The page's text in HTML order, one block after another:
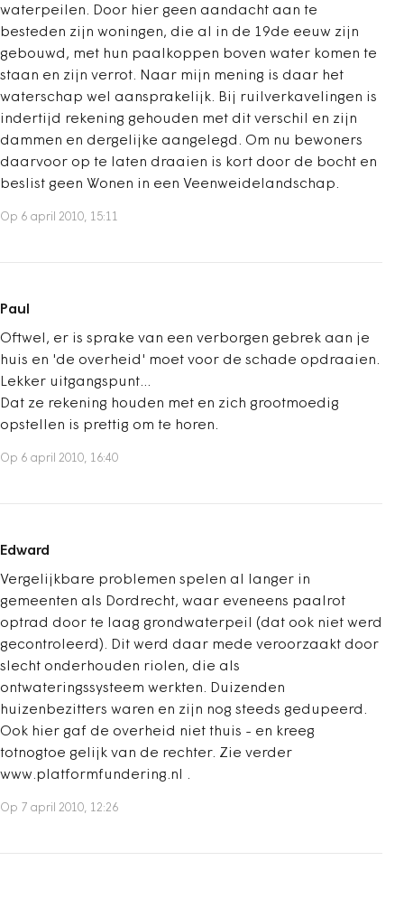
waterpeilen. Door hier geen aandacht aan te
besteden zijn woningen, die al in de 19de eeuw zijn
gebouwd, met hun paalkoppen boven water komen te
staan en zijn verrot. Naar mijn mening is daar het
waterschap wel aansprakelijk. Bij ruilverkavelingen is
indertijd rekening gehouden met dit verschil en zijn
dammen en dergelijke aangelegd. Om nu bewoners
daarvoor op te laten draaien is kort door de bocht en
beslist geen Wonen in een Veenweidelandschap.
Op 6 april 2010, 15:11
Paul
Oftwel, er is sprake van een verborgen gebrek aan je
huis en 'de overheid' moet voor de schade opdraaien.
Lekker uitgangspunt...
Dat ze rekening houden met en zich grootmoedig
opstellen is prettig om te horen.
Op 6 april 2010, 16:40
Edward
Vergelijkbare problemen spelen al langer in
gemeenten als Dordrecht, waar eveneens paalrot
optrad door te laag grondwaterpeil (dat ook niet werd
gecontroleerd). Dit werd daar mede veroorzaakt door
slecht onderhouden riolen, die als
ontwateringssysteem werkten. Duizenden
huizenbezitters waren en zijn nog steeds gedupeerd.
Ook hier gaf de overheid niet thuis - en kreeg
totnogtoe gelijk van de rechter. Zie verder
www.platformfundering.nl .
Op 7 april 2010, 12:26